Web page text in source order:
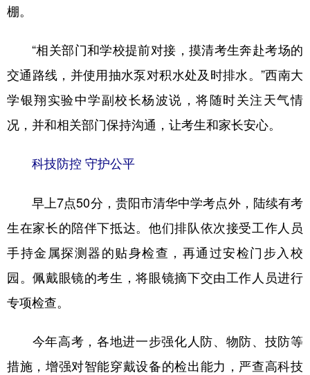
棚。
“相关部门和学校提前对接，摸清考生奔赴考场的
交通路线，并使用抽水泵对积水处及时排水。”西南大
学银翔实验中学副校长杨波说，将随时关注天气情
况，并和相关部门保持沟通，让考生和家长安心。
科技防控 守护公平
早上7点50分，贵阳市清华中学考点外，陆续有考
生在家长的陪伴下抵达。他们排队依次接受工作人员
手持金属探测器的贴身检查，再通过安检门步入校
园。佩戴眼镜的考生，将眼镜摘下交由工作人员进行
专项检查。
今年高考，各地进一步强化人防、物防、技防等
措施，增强对智能穿戴设备的检出能力，严查高科技